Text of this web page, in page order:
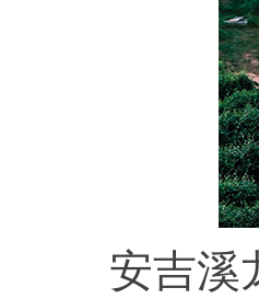
安吉溪